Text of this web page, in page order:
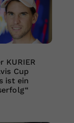
KURIER
Cup
ist ein